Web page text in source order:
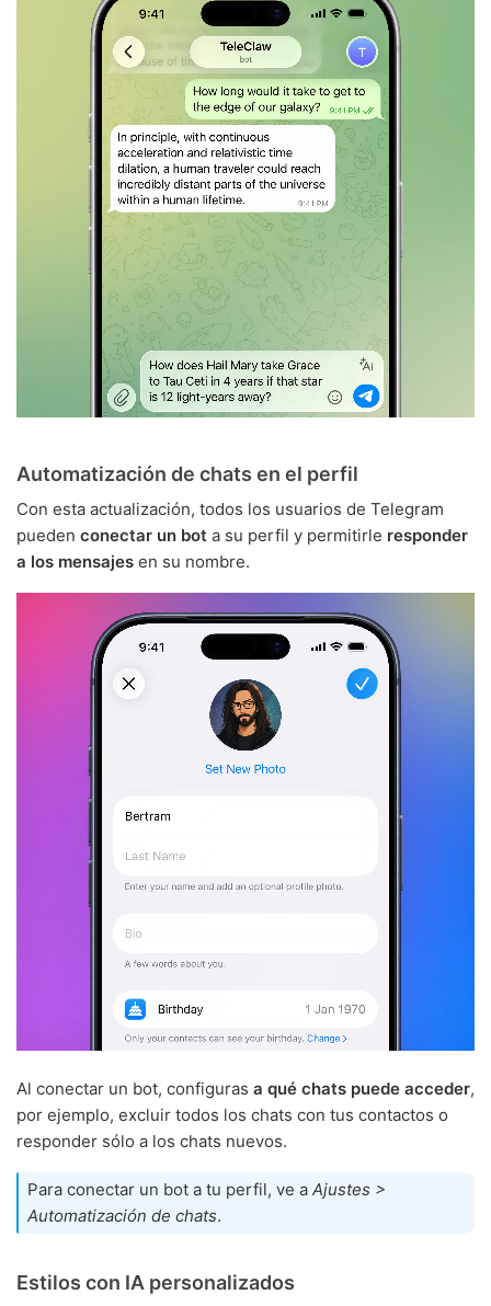
Automatización de chats en el perfil
Con esta actualización, todos los usuarios de Telegram
pueden conectar un bot a su perfil y permitirle responder
a los mensajes en su nombre.
Al conectar un bot, configuras a qué chats puede acceder,
por ejemplo, excluir todos los chats con tus contactos o
responder sólo a los chats nuevos.
Para conectar un bot a tu perfil, ve a Ajustes >
Automatización de chats.
Estilos con IA personalizados